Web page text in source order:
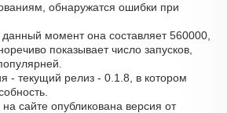
обнаружатся ошибки при
момент она составляет 560000,
показывает число запусков,
- текущий релиз - 0.1.8, в котором
сайте опубликована версия от